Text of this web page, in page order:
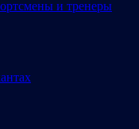
и тренеры